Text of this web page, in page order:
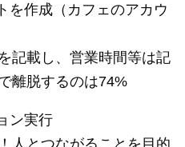
を作成（カフェのアカウ
記載し、営業時間等は記
離脱するのは74%
ン実行
人とつながることを目的